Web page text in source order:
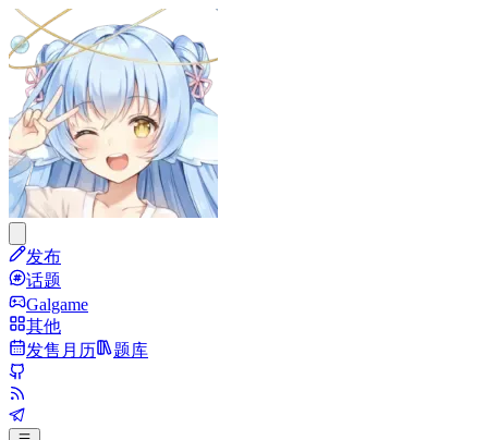
发布
话题
Galgame
其他
发售月历
题库